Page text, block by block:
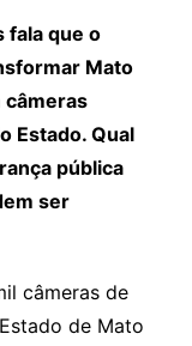
fala que o
Mato
câmeras
Estado. Qual
pública
ser
câmeras de
de Mato